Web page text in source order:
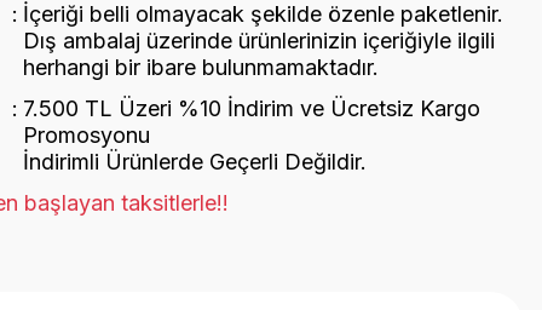
İçeriği belli olmayacak şekilde özenle paketlenir.
Dış ambalaj üzerinde ürünlerinizin içeriğiyle ilgili
herhangi bir ibare bulunmamaktadır.
7.500 TL Üzeri %10 İndirim ve Ücretsiz Kargo
Promosyonu
İndirimli Ürünlerde Geçerli Değildir.
başlayan taksitlerle!!